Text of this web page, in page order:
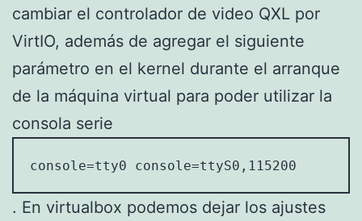
cambiar el controlador de video QXL por
VirtIO, además de agregar el siguiente
parámetro en el kernel durante el arranque
de la máquina virtual para poder utilizar la
consola serie
console=tty0 console=ttyS0,115200
. En virtualbox podemos dejar los ajustes